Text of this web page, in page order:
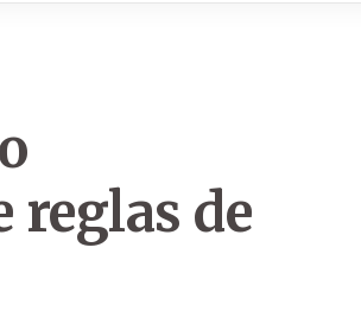
reglas de